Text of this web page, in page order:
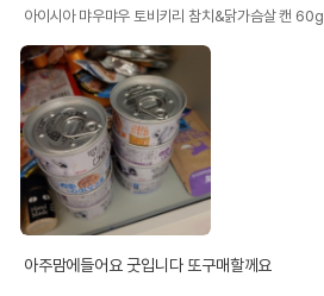
아이시아 먀우먀우 토비키리 참치&닭가슴살 캔 60g
아주맘에들어요 굿입니다 또구매할께요